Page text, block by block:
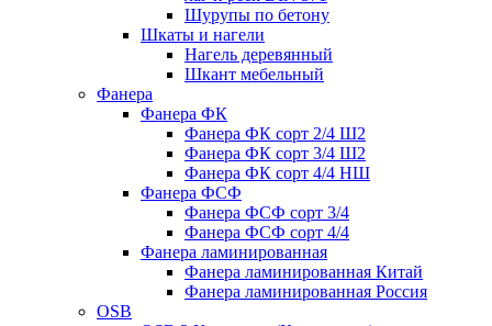
Шурупы по бетону
Шкаты и нагели
Нагель деревянный
Шкант мебельный
Фанера
Фанера ФК
Фанера ФК сорт 2/4 Ш2
Фанера ФК сорт 3/4 Ш2
Фанера ФК сорт 4/4 НШ
Фанера ФСФ
Фанера ФСФ сорт 3/4
Фанера ФСФ сорт 4/4
Фанера ламинированная
Фанера ламинированная Китай
Фанера ламинированная Россия
OSB